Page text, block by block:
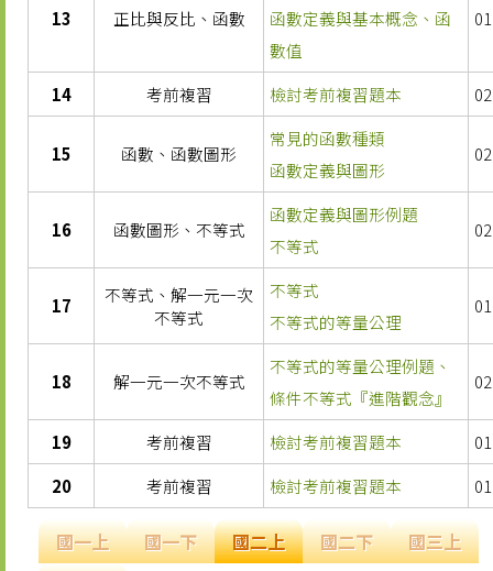
13 正比與反比、函數
函數定義與基本概念、函
數值
14 考前複習 檢討考前複習題本
15 函數、函數圖形
常見的函數種類
函數定義與圖形
16 函數圖形、不等式
函數定義與圖形例題
不等式
17
不等式、解一元一次
不等式
不等式
不等式的等量公理
18 解一元一次不等式
不等式的等量公理例題、
條件不等式『進階觀念』
19 考前複習 檢討考前複習題本
20
考前複習 檢討考前複習題本
國一上 國一下 國二上 國二下
國三上